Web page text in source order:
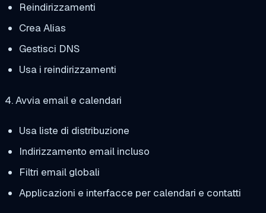
Reindirizzamenti
Crea Alias
Gestisci DNS
Usa i reindirizzamenti
4. Avvia email e calendari
Usa liste di distribuzione
Indirizzamento email incluso
Filtri email globali
Applicazioni e interfacce per calendari e contatti